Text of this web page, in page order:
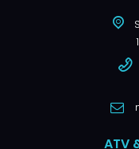
ATV